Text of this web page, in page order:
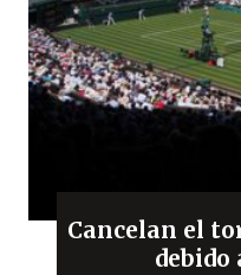
Cancelan el
debido